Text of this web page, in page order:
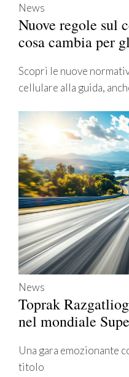
News
Nuove regole sul
cosa cambia per
Scopri le nuove
cellulare alla guida,
News
Toprak
nel mondiale
Una gara emozionante
titolo